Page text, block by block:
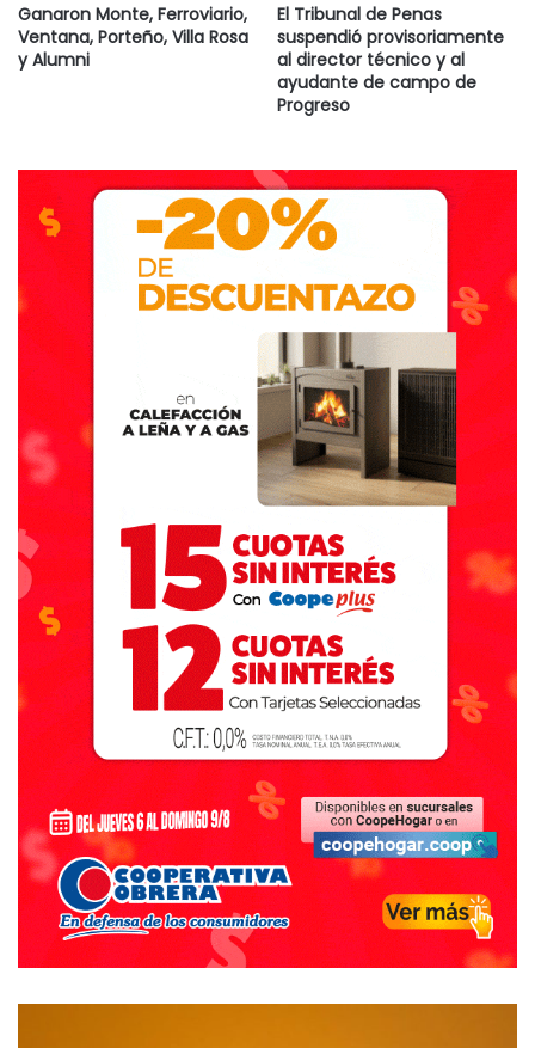
Ganaron Monte, Ferroviario,
Ventana, Porteño, Villa Rosa
y Alumni
El Tribunal de Penas
suspendió provisoriamente
al director técnico y al
ayudante de campo de
Progreso